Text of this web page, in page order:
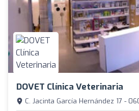
DOVET Clínica Veterinaria
C. Jacinta García Hernández 17 -